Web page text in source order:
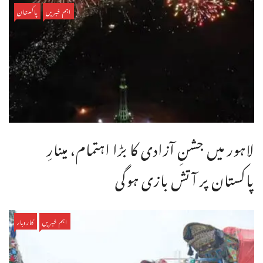
اہم خبریں پاکستان
لاہور میں جشنِ آزادی کا بڑا اہتمام، مینارِ
پاکستان پر آتش بازی ہوگی
اہم خبریں کاروبار